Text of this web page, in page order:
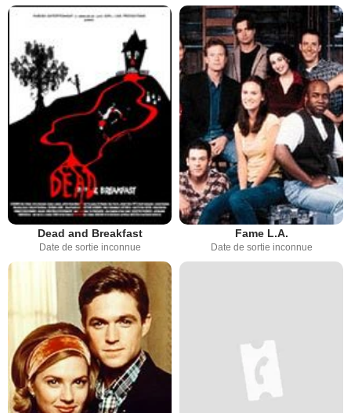
Dead and Breakfast
Date de sortie inconnue
Fame L.A.
Date de sortie inconnue